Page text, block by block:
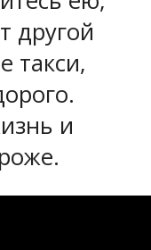
другой
такси,
и